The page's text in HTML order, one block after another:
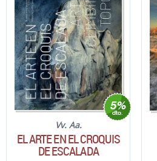
Vv. Aa.
EL ARTE EN EL CROQUIS
DE ESCALADA